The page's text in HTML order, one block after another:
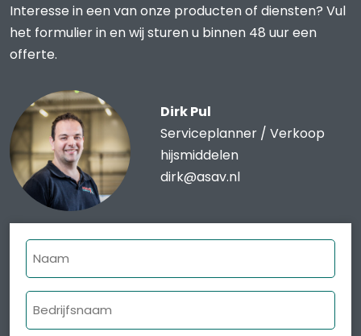
Interesse in een van onze producten of diensten? Vul
het formulier in en wij sturen u binnen 48 uur een
offerte.
Dirk Pul
Serviceplanner / Verkoop
hijsmiddelen
dirk@asav.nl
Naam
Bedrijfsnaam